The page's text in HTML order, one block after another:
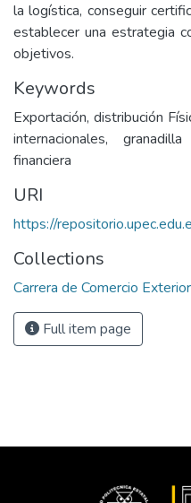
la logística, conseguir
establecer una estrategia
objetivos.
Keywords
Exportación, distribución
internacionales,
financiera
URI
https://
Collections
Carrera de Comercio Exterior
Full item page